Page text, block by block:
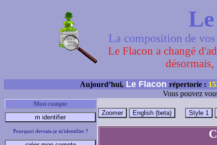
La composition de
Le Flacon a changé
Aujourd’hui, Le Flacon répertorie :
Vous pouvez
Mon compte
Pourquoi devrais-je m'identifier ?